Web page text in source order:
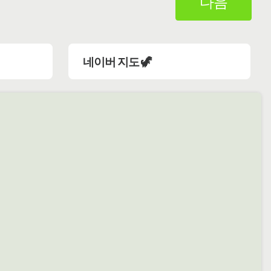
네이버 지도 🦖